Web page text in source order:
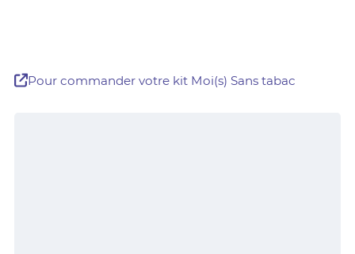
Pour commander votre kit Moi(s) Sans tabac